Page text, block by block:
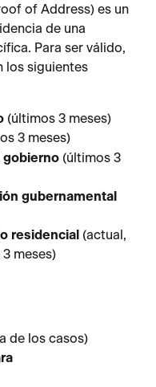
of Address) es un
de una
Para ser válido,
los siguientes
(últimos 3 meses)
3 meses)
gobierno (últimos 3
gubernamental
residencial (actual,
meses)
de los casos)